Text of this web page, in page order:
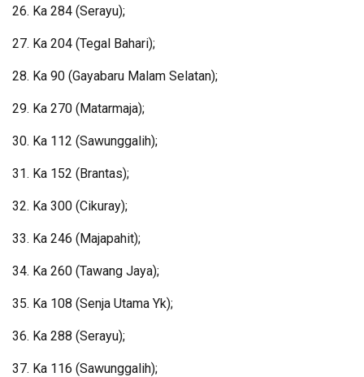
26. Ka 284 (Serayu);
27. Ka 204 (Tegal Bahari);
28. Ka 90 (Gayabaru Malam Selatan);
29. Ka 270 (Matarmaja);
30. Ka 112 (Sawunggalih);
31. Ka 152 (Brantas);
32. Ka 300 (Cikuray);
33. Ka 246 (Majapahit);
34. Ka 260 (Tawang Jaya);
35. Ka 108 (Senja Utama Yk);
36. Ka 288 (Serayu);
37. Ka 116 (Sawunggalih);